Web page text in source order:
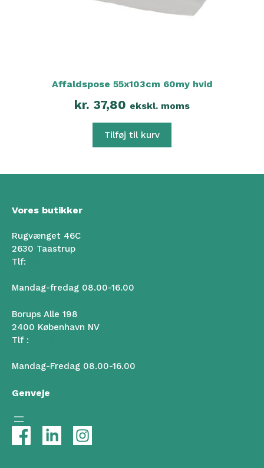
Affaldspose 55x103cm 60my hvid
kr. 37,80 ekskl. moms
Tilføj til kurv
Vores butikker
Rugvænget 46C
2630 Taastrup
Tlf:
Mandag-fredag 08.00-16.00
Borups Alle 198
2400 København NV
Tlf :
Mandag-Fredag 08.00-16.00
Genveje